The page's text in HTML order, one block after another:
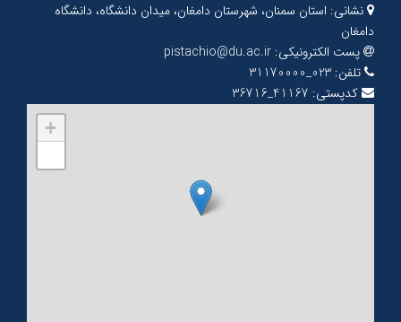
نشانی: استان سمنان، شهرستان دامغان، میدان دانشگاه، دانشگاه
دامغان
پست الکترونیکی: pistachio@du.ac.ir
تلفن: 023_31170000
کدپستی: 41167_36716
+